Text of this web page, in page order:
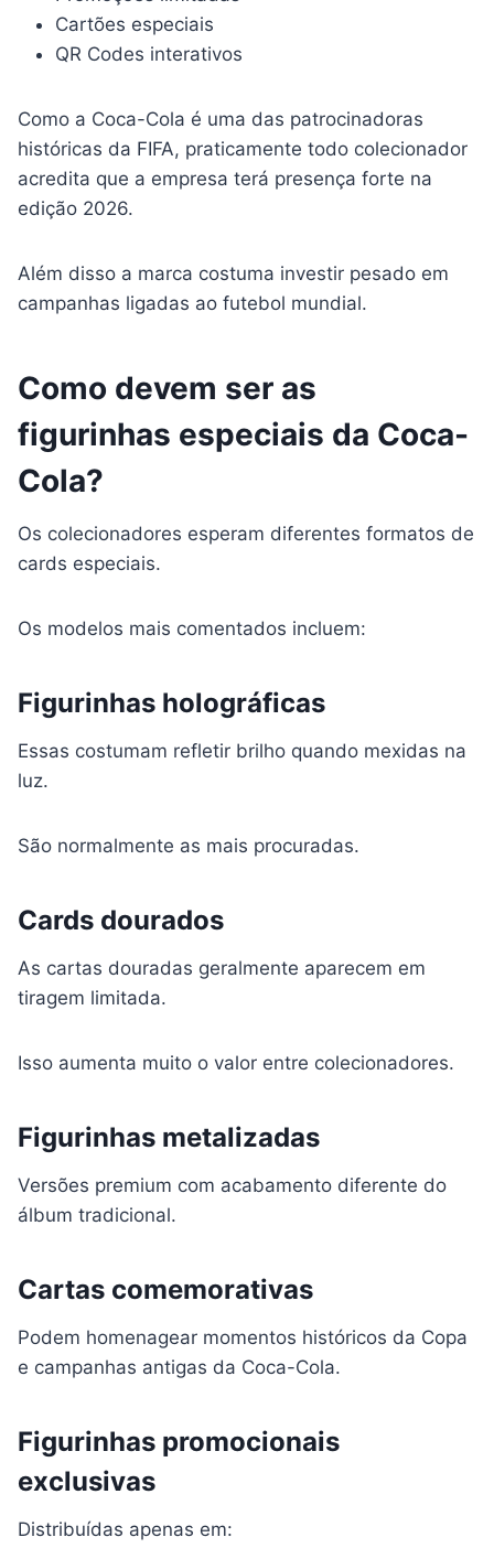
Cartões especiais
QR Codes interativos
Como a Coca-Cola é uma das patrocinadoras
históricas da FIFA, praticamente todo colecionador
acredita que a empresa terá presença forte na
edição 2026.
Além disso a marca costuma investir pesado em
campanhas ligadas ao futebol mundial.
Como devem ser as
figurinhas especiais da Coca-
Cola?
Os colecionadores esperam diferentes formatos de
cards especiais.
Os modelos mais comentados incluem:
Figurinhas holográficas
Essas costumam refletir brilho quando mexidas na
luz.
São normalmente as mais procuradas.
Cards dourados
As cartas douradas geralmente aparecem em
tiragem limitada.
Isso aumenta muito o valor entre colecionadores.
Figurinhas metalizadas
Versões premium com acabamento diferente do
álbum tradicional.
Cartas comemorativas
Podem homenagear momentos históricos da Copa
e campanhas antigas da Coca-Cola.
Figurinhas promocionais
exclusivas
Distribuídas apenas em: